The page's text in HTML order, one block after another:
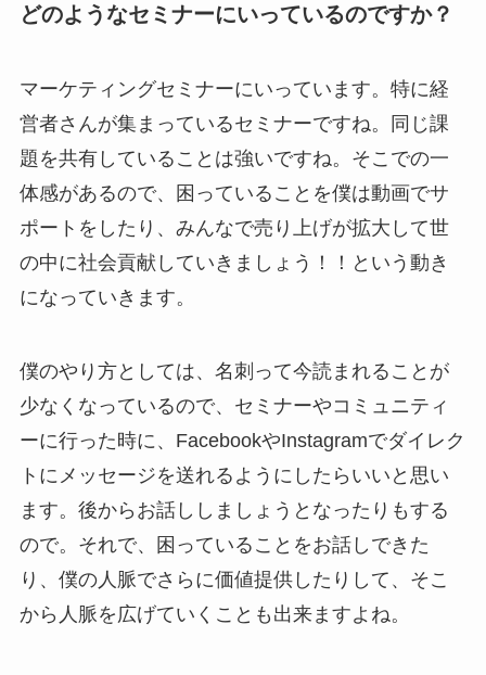
どのようなセミナーにいっているのですか？
マーケティングセミナーにいっています。特に経
営者さんが集まっているセミナーですね。同じ課
題を共有していることは強いですね。そこでの一
体感があるので、困っていることを僕は動画でサ
ポートをしたり、みんなで売り上げが拡大して世
の中に社会貢献していきましょう！！という動き
になっていきます。
僕のやり方としては、名刺って今読まれることが
少なくなっているので、セミナーやコミュニティ
ーに行った時に、FacebookやInstagramでダイレク
トにメッセージを送れるようにしたらいいと思い
ます。後からお話ししましょうとなったりもする
ので。それで、困っていることをお話しできた
り、僕の人脈でさらに価値提供したりして、そこ
から人脈を広げていくことも出来ますよね。